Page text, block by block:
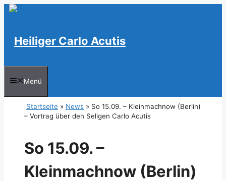
Zum
springen
Heiliger Carlo Acutis
Menü
Startseite » News » So 15.09. – Kleinmachnow (Berlin)
– Vortrag über den Seligen Carlo Acutis
So 15.09. –
Kleinmachnow (Berlin)